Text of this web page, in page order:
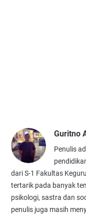
Guritno
Penulis
dari S-1 Fakultas
tertarik pada banyak
psikologi, sastra dan
penulis juga masih